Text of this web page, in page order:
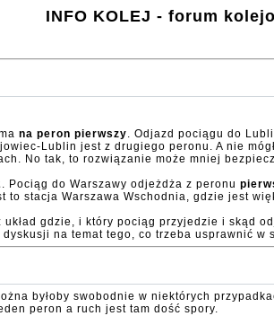
INFO KOLEJ - forum
na peron pierwszy. Odjazd pociągu do
Lublin jest z drugiego peronu. A nie
No tak, to rozwiązanie może mniej
. Pociąg do Warszawy odjeżdża z peronu
stacja Warszawa Wschodnia, gdzie jest
gdzie, i który pociąg przyjedzie i skąd
na temat tego, co trzeba usprawnić w
byłoby swobodnie w niektórych
peron a ruch jest tam dość spory.